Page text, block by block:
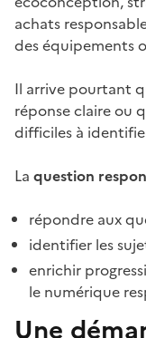
achats
des équipements
Il arrive pourtant
réponse claire ou
difficiles à
La question
répondre aux
identifier les
enrichir
le numérique
Une